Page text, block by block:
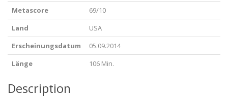
Metascore
69/10
Land
USA
Erscheinungsdatum
05.09.2014
Länge
106 Min.
Description